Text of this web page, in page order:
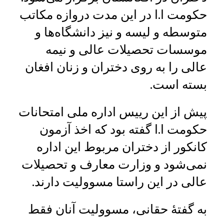
حکومت ا.ا در این مدت دروازه مکاتب
متوسطه و لیسه و نیز دانشگاه‌ها و
موسسات تحصیلات عالی و نیمه
عالی را به روی دختران و زنان افغان
بسته است.
پیش از این رییس اداره ملی امتحانات
حکومت ا.ا گفته بود که اخذ آزمون
کانکور از دختران مربوط این اداره
نمی‌شود و وزارت معارف و تحصیلات
عالی در این راستا مسوولیت دارند.
به گفتۀ حقانی، مسوولیت آنان فقط